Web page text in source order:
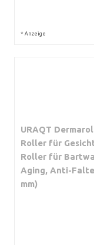
* Anzeige
URAQT
Roller für
Roller für
Aging, Anti-
mm)